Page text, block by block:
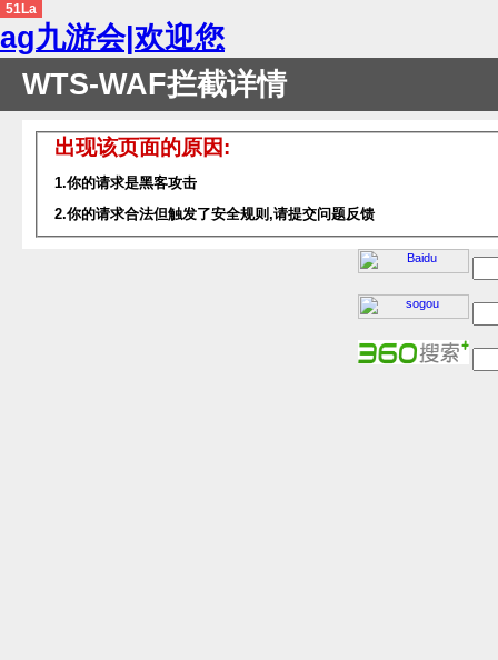
51La
ag九游会|欢迎您
WTS-WAF拦截详情
出现该页面的原因:
1.你的请求是黑客攻击
2.你的请求合法但触发了安全规则,请提交问题反馈